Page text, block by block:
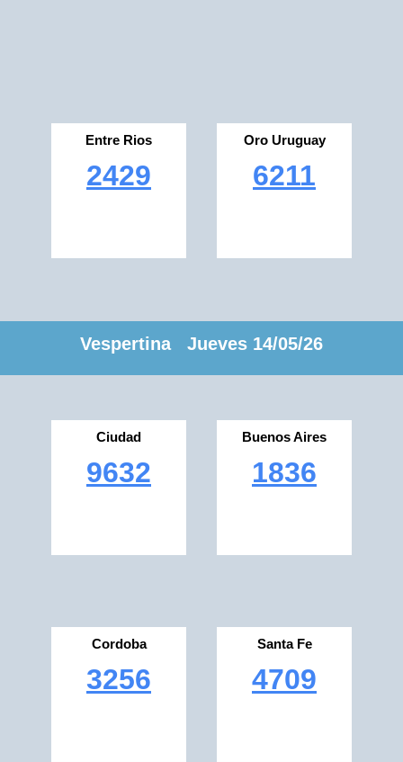
Entre Rios
2429
Oro Uruguay
6211
Vespertina Jueves 14/05/26
Ciudad
9632
Buenos Aires
1836
Cordoba
3256
Santa Fe
4709